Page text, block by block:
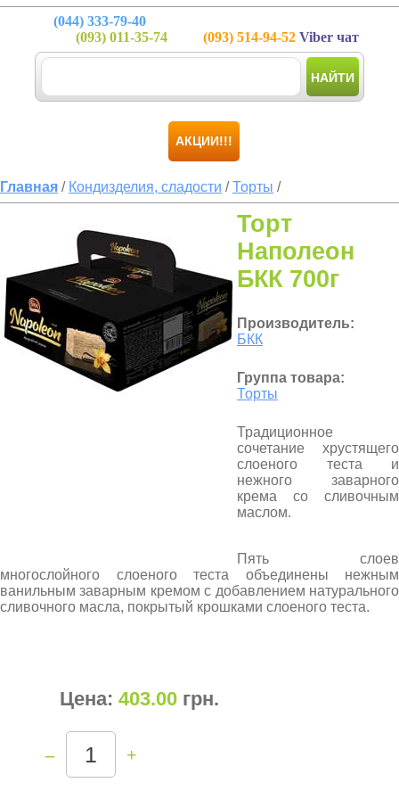
(044) 333-79-40
(093) 011-35-74 (093) 514-94-52 Viber чат
НАЙТИ
АКЦИИ!!!
Главная / Кондизделия, сладости /Торты /
Торт
Наполеон
БКК 700г
Производитель:
БКК
Группа товара:
Торты
Традиционное
сочетание хрустящего
слоеного теста и
нежного заварного
крема со сливочным
маслом.
Пять слоев
многослойного слоеного теста объединены нежным
ванильным заварным кремом с добавлением натурального
сливочного масла, покрытый крошками слоеного теста.
Цена: 403.00 грн.
– +